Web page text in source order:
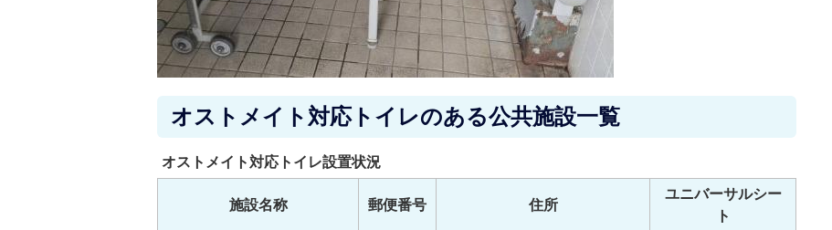
オストメイト対応トイレのある公共施設一覧
オストメイト対応トイレ設置状況
施設名称 郵便番号 住所
ユニバーサルシー
ト